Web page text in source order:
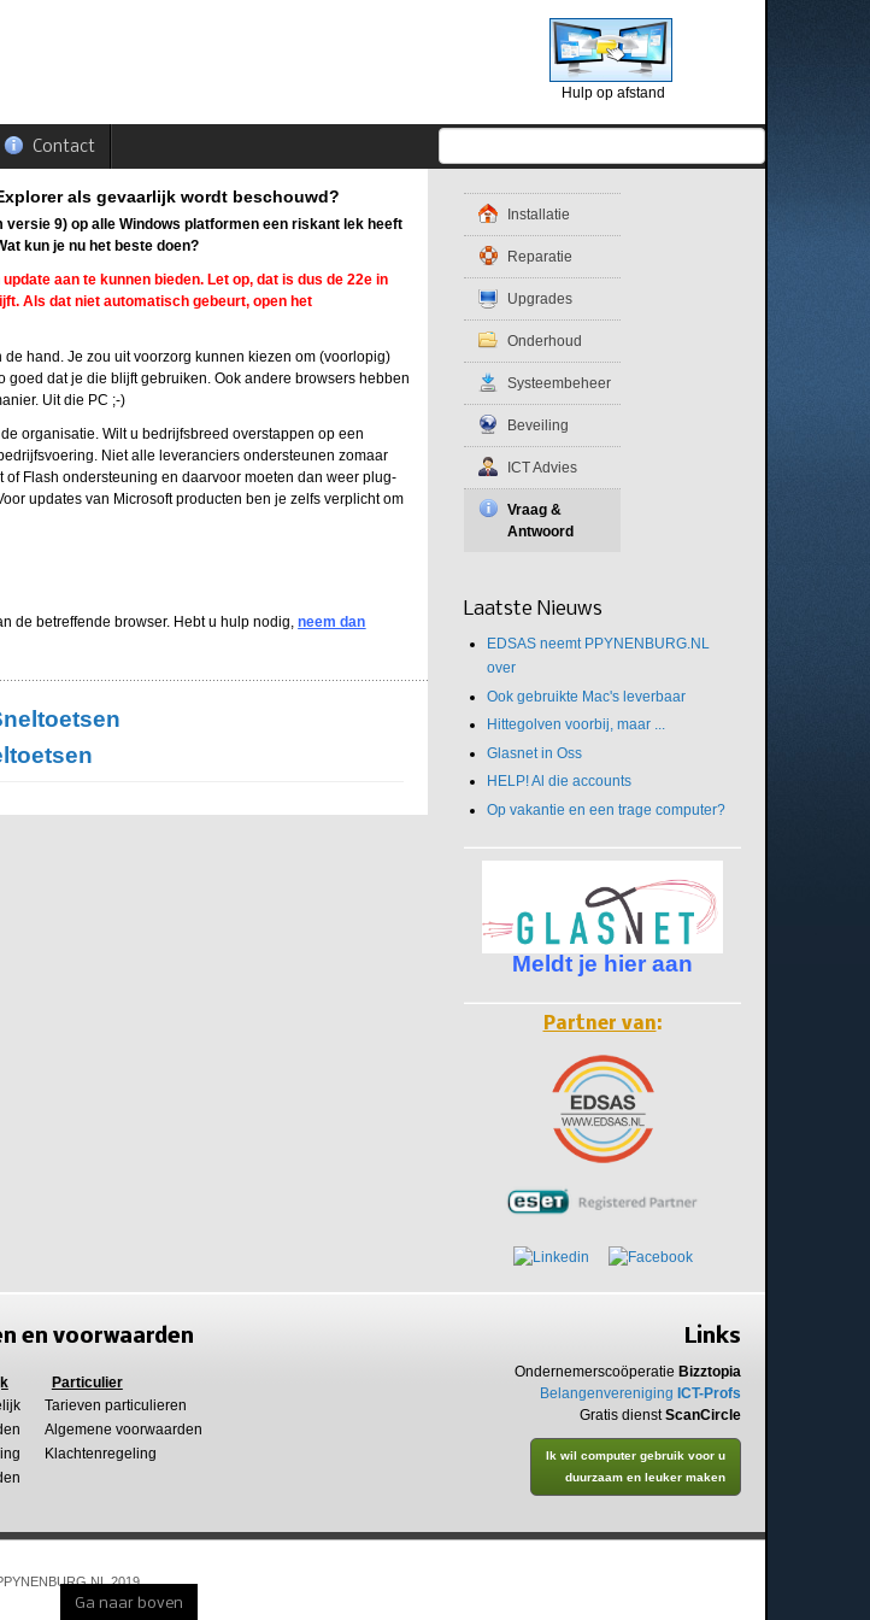
Hulp op afstand
Contact
als gevaarlijk wordt beschouwd?
9) op alle Windows platformen een riskant lek heeft
kun je nu het beste doen?
aan te kunnen bieden. Let op, dat is dus de 22e in
Als dat niet automatisch gebeurt, open het
hand. Je zou uit voorzorg kunnen kiezen om (voorlopig)
dat je die blijft gebruiken. Ook andere browsers hebben
Uit die PC ;-)
organisatie. Wilt u bedrijfsbreed overstappen op een
Niet alle leveranciers ondersteunen zomaar
Flash ondersteuning en daarvoor moeten dan weer plug-
updates van Microsoft producten ben je zelfs verplicht om
de betreffende browser. Hebt u hulp nodig,neem dan
Installatie
Reparatie
Upgrades
Onderhoud
Systeembeheer
Beveiling
ICT Advies
Vraag &
Antwoord
Laatste Nieuws
EDSAS neemt PPYNENBURG.NL
over
Ook gebruikte Mac's leverbaar
Hittegolven voorbij, maar ...
Glasnet in Oss
HELP! Al die accounts
Op vakantie en een trage computer?
Meldt je hier aan
Partner van:
en voorwaarden
Particulier
Tarieven particulieren
Algemene voorwaarden
Klachtenregeling
Links
Ondernemerscoöperatie Bizztopia
Belangenvereniging ICT-Profs
Gratis dienstScanCircle
Ik wil computer gebruik voor u
duurzaam en leuker maken
2019
Ga naar boven